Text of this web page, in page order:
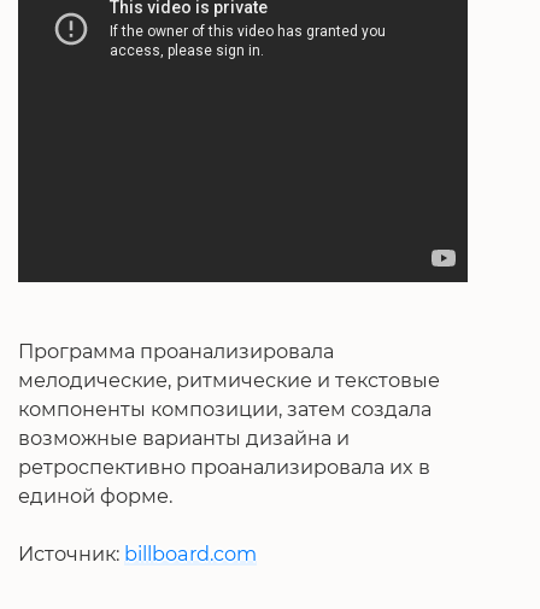
Программа проанализировала
мелодические, ритмические и текстовые
компоненты композиции, затем создала
возможные варианты дизайна и
ретроспективно проанализировала их в
единой форме.
Источник: billboard.com